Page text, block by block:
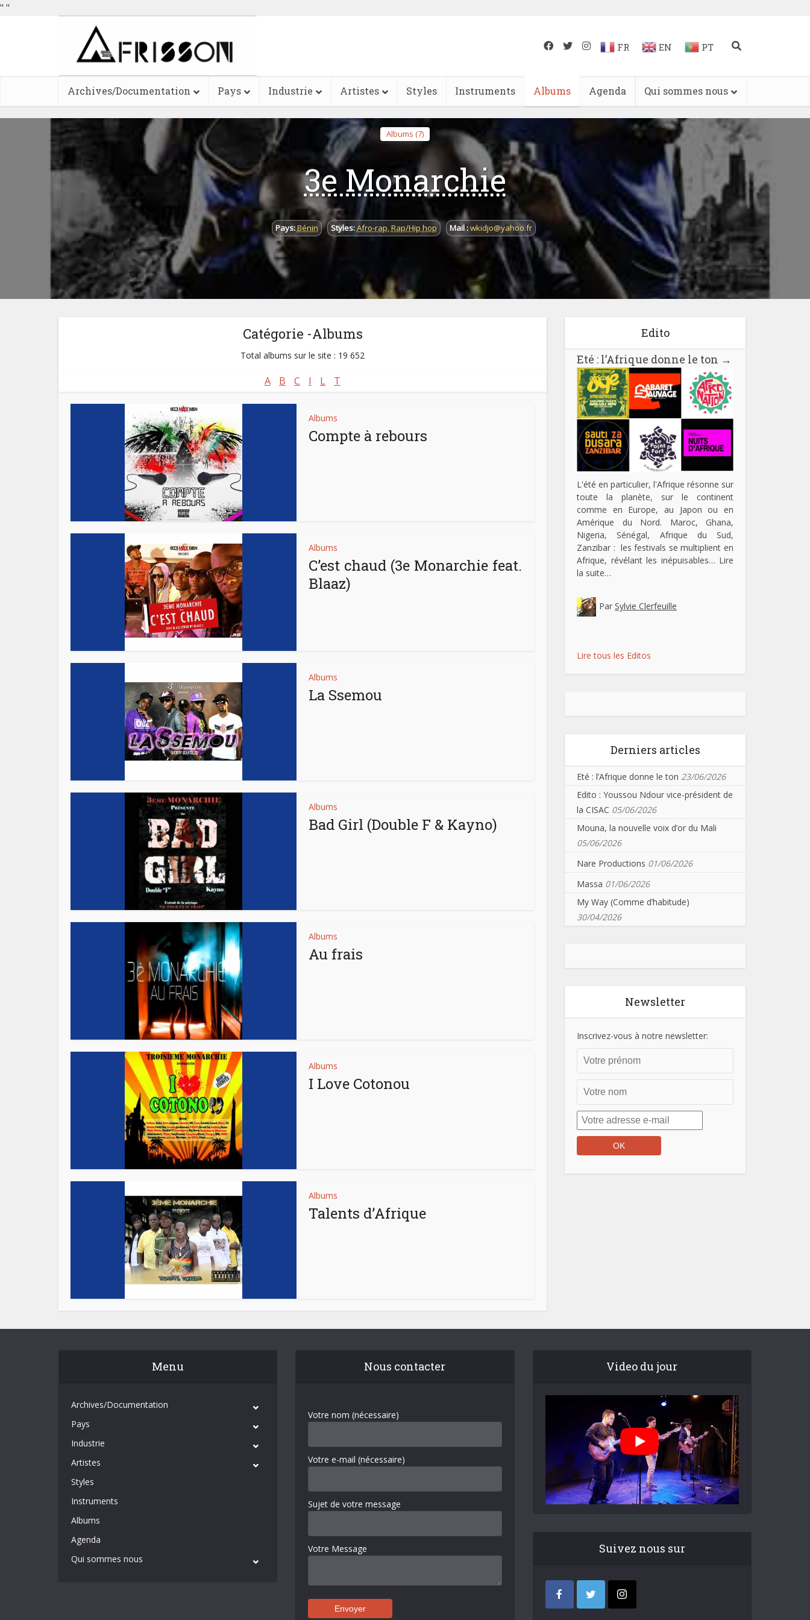
" "
FR EN PT
Archives/Documentation Pays Industrie Artistes Styles Instruments Albums Agenda Qui sommes nous
Albums (7)
3e Monarchie
Pays:Bénin Styles:Afro-rap,Rap/Hip hop Mail :wkidjo@yahoo.fr
Catégorie -Albums
Total albums sur le site : 19 652
A B C I L T
Albums
Compte à rebours
Albums
C’est chaud (3e Monarchie feat.
Blaaz)
Albums
La Ssemou
Albums
Bad Girl (Double F & Kayno)
Albums
Au frais
Albums
I Love Cotonou
Albums
Talents d’Afrique
Edito
Eté : l’Afrique donne le ton →
L'été en particulier, l'Afrique résonne sur
toute la planète, sur le continent
comme en Europe, au Japon ou en
Amérique du Nord. Maroc, Ghana,
Nigeria, Sénégal, Afrique du Sud,
Zanzibar : les festivals se multiplient en
Afrique, révélant les inépuisables… Lire
la suite…
Par Sylvie Clerfeuille
Lire tous les Editos
Derniers articles
Eté : l’Afrique donne le ton 23/06/2026
Edito : Youssou Ndour vice-président de
la CISAC 05/06/2026
Mouna, la nouvelle voix d’or du Mali
05/06/2026
Nare Productions 01/06/2026
Massa 01/06/2026
My Way (Comme d’habitude)
30/04/2026
Newsletter
Inscrivez-vous à notre newsletter:
Menu
Archives/Documentation
Pays
Industrie
Artistes
Styles
Instruments
Albums
Agenda
Qui sommes nous
Nous contacter
Votre nom (nécessaire)
Votre e-mail (nécessaire)
Sujet de votre message
Votre Message
Video du jour
Suivez nous sur